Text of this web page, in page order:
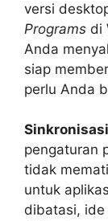
versi
Programs di
Anda
siap
perlu Anda
pengaturan
tidak
untuk
dibatasi, ide